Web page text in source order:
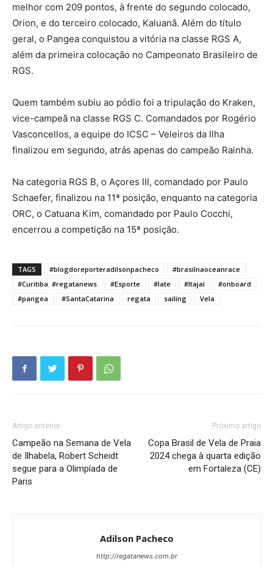
melhor com 209 pontos, à frente do segundo colocado,
Orion, e do terceiro colocado, Kaluanã. Além do título
geral, o Pangea conquistou a vitória na classe RGS A,
além da primeira colocação no Campeonato Brasileiro de
RGS.
Quem também subiu ao pódio foi a tripulação do Kraken,
vice-campeã na classe RGS C. Comandados por Rogério
Vasconcellos, a equipe do ICSC – Veleiros da Ilha
finalizou em segundo, atrás apenas do campeão Rainha.
Na categoria RGS B, o Açores III, comandado por Paulo
Schaefer, finalizou na 11ª posição, enquanto na categoria
ORC, o Catuana Kim, comandado por Paulo Cocchi,
encerrou a competição na 15ª posição.
TAGS #blogdoreporteradilsonpacheco
#brasilnaoceanrace
#Curitiba. #regatanews
#Esporte #Iate #Itajaí
#onboard
#pangea
#SantaCatarina regata sailing Vela
Artigo anterior
Campeão na Semana de Vela
de Ilhabela, Robert Scheidt
segue para a Olimpíada de
Paris
Próximo artigo
Copa Brasil de Vela de Praia
2024 chega à quarta edição
em Fortaleza (CE)
Adilson Pacheco
http://regatanews.com.br